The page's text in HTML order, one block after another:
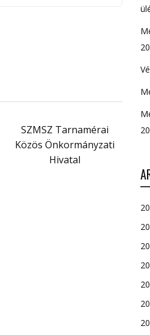
SZMSZ Tarnamérai
Közös Önkormányzati
Hivatal